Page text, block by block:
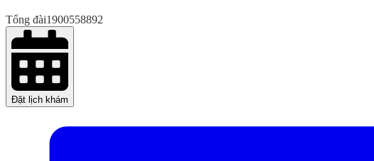
Tổng đài1900558892
Đặt lịch khám